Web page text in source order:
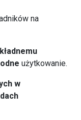
na
użytkowanie.
w